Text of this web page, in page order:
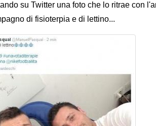
su Twitter una foto che lo ritrae con
di fisioterpia e di lettino...